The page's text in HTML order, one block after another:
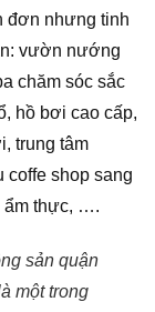
đơn nhưng tinh
vườn nướng
chăm sóc sắc
hồ bơi cao cấp,
trung tâm
coffe shop sang
ẩm thực, ….
sản quận
một trong